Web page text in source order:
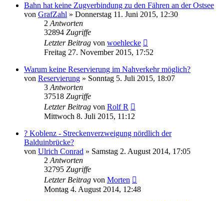
Bahn hat keine Zugverbindung zu den Fähren an der Ostsee
von GrafZahl » Donnerstag 11. Juni 2015, 12:30
2 Antworten
32894 Zugriffe
Letzter Beitrag von woehlecke
Freitag 27. November 2015, 17:52
Warum keine Reservierung im Nahverkehr möglich?
von Reservierung » Sonntag 5. Juli 2015, 18:07
3 Antworten
37518 Zugriffe
Letzter Beitrag von Rolf R
Mittwoch 8. Juli 2015, 11:12
? Koblenz - Streckenverzweigung nördlich der
Balduinbrücke?
von Ulrich Conrad » Samstag 2. August 2014, 17:05
2 Antworten
32795 Zugriffe
Letzter Beitrag von Morten
Montag 4. August 2014, 12:48